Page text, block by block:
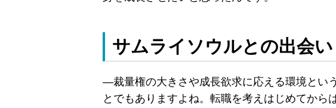
サムライソウルとの出会い
―裁量権の大きさや成長欲求に応える環境とい
とでもありますよね。転職を考えはじめてから